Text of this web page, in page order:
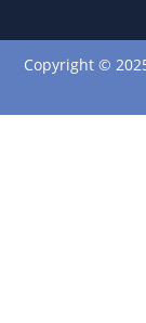
Copyright ©